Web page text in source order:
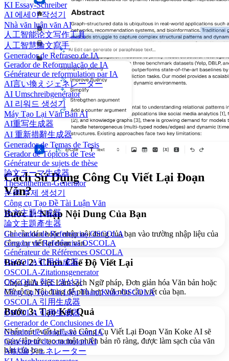
KI Essay-Schreiber
AI 에세이 작성기
Nhà văn luận văn AI
人工智能论文写作工具
人工智慧論文寫手
Generador de Refraseo de IA
Gerador de Reformulação de IA
Générateur de reformulation par IA
AI言い換えジェネレーター
AI Umschreibgenerator
AI 리워드 생성기
Máy Tạo Lại Văn Bản AI
AI重写生成器
AI 重新措辭生成器
Generador de Temas de Tesis
Gerador de Tópicos de Tese
Générateur de sujets de thèse
論文テーマ生成器
Thesenthemen-Generator
논문 주제 생성기
Công cụ Tạo Đề Tài Luận Văn
论文主题生成器
論文主題產生器
Generador de Referencias OSCOLA
Gerador de Referências OSCOLA
Générateur de Références OSCOLA
OSCOLA引用生成器
OSCOLA-Zitationsgenerator
OSCOLA 참조 생성기
Công Cụ Tạo Tài Liệu Tham Khảo OSCOLA
OSCOLA 引用生成器
OSCOLA 引用生成器
Generador de Conclusiones de IA
Gerador de Conclusão com IA
Générateur de conclusion AI
AI結論ジェネレーター
Cách Sử Dụng Công Cụ Viết Lại Đoạn
Văn?
Bước 1: Nhập Nội Dung Của Bạn
Chỉ cần dán hoặc nhập nội dung của bạn vào trường nhập liệu của
công cụ viết lại đoạn văn.
Bước 2: Chọn Chế Độ Viết Lại
Chọn giữa việc Làm sạch Ngữ pháp, Đơn giản hóa Văn bản hoặc
Mở rộng Nội dung để phù hợp với nhu cầu viết của bạn.
Bước 3: Tạo Kết Quả
Nhấn nút "viết lại", và Công Cụ Viết Lại Đoạn Văn Koke AI sẽ
ngay lập tức tạo ra một phiên bản rõ ràng, được làm sạch của văn
bản của bạn.